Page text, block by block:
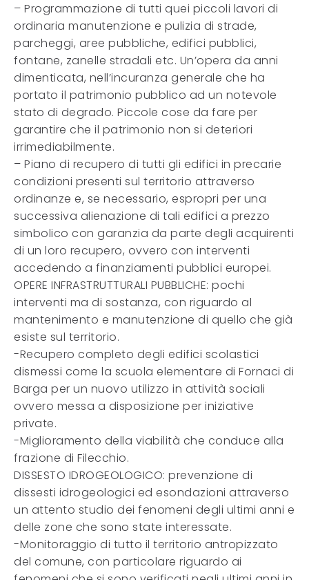
– Programmazione di tutti quei piccoli lavori di
ordinaria manutenzione e pulizia di strade,
parcheggi, aree pubbliche, edifici pubblici,
fontane, zanelle stradali etc. Un’opera da anni
dimenticata, nell’incuranza generale che ha
portato il patrimonio pubblico ad un notevole
stato di degrado. Piccole cose da fare per
garantire che il patrimonio non si deteriori
irrimediabilmente.
– Piano di recupero di tutti gli edifici in precarie
condizioni presenti sul territorio attraverso
ordinanze e, se necessario, espropri per una
successiva alienazione di tali edifici a prezzo
simbolico con garanzia da parte degli acquirenti
di un loro recupero, ovvero con interventi
accedendo a finanziamenti pubblici europei.
OPERE INFRASTRUTTURALI PUBBLICHE: pochi
interventi ma di sostanza, con riguardo al
mantenimento e manutenzione di quello che già
esiste sul territorio.
-Recupero completo degli edifici scolastici
dismessi come la scuola elementare di Fornaci di
Barga per un nuovo utilizzo in attività sociali
ovvero messa a disposizione per iniziative
private.
-Miglioramento della viabilità che conduce alla
frazione di Filecchio.
DISSESTO IDROGEOLOGICO: prevenzione di
dissesti idrogeologici ed esondazioni attraverso
un attento studio dei fenomeni degli ultimi anni e
delle zone che sono state interessate.
-Monitoraggio di tutto il territorio antropizzato
del comune, con particolare riguardo ai